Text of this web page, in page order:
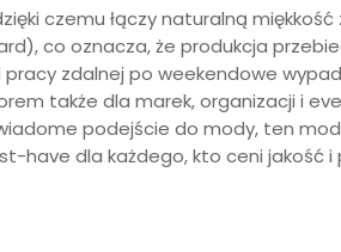
czemu łączy naturalną
co oznacza, że produkcja
zdalnej po weekendowe
także dla marek, organizacji i
podejście do mody, ten
have dla każdego, kto ceni jakość